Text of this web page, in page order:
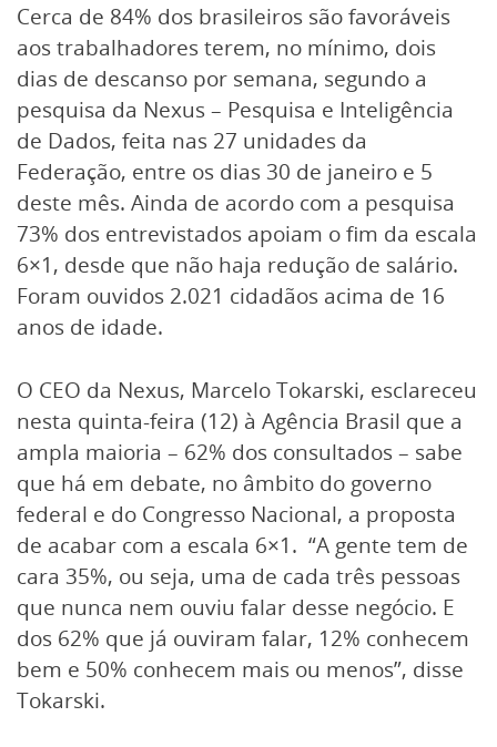
Cerca de 84% dos brasileiros são favoráveis
aos trabalhadores terem, no mínimo, dois
dias de descanso por semana, segundo a
pesquisa da Nexus – Pesquisa e Inteligência
de Dados, feita nas 27 unidades da
Federação, entre os dias 30 de janeiro e 5
deste mês. Ainda de acordo com a pesquisa
73% dos entrevistados apoiam o fim da escala
6×1, desde que não haja redução de salário.
Foram ouvidos 2.021 cidadãos acima de 16
anos de idade.
O CEO da Nexus, Marcelo Tokarski, esclareceu
nesta quinta-feira (12) à Agência Brasil que a
ampla maioria – 62% dos consultados – sabe
que há em debate, no âmbito do governo
federal e do Congresso Nacional, a proposta
de acabar com a escala 6×1. “A gente tem de
cara 35%, ou seja, uma de cada três pessoas
que nunca nem ouviu falar desse negócio. E
dos 62% que já ouviram falar, 12% conhecem
bem e 50% conhecem mais ou menos”, disse
Tokarski.